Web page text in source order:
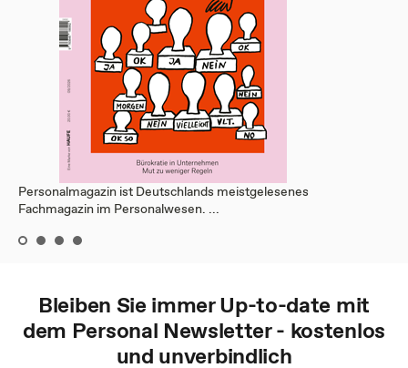
Personalmagazin ist Deutschlands meistgelesenes
Fachmagazin im Personalwesen. ...
Bleiben Sie immer Up-to-date mit
dem Personal Newsletter - kostenlos
und unverbindlich